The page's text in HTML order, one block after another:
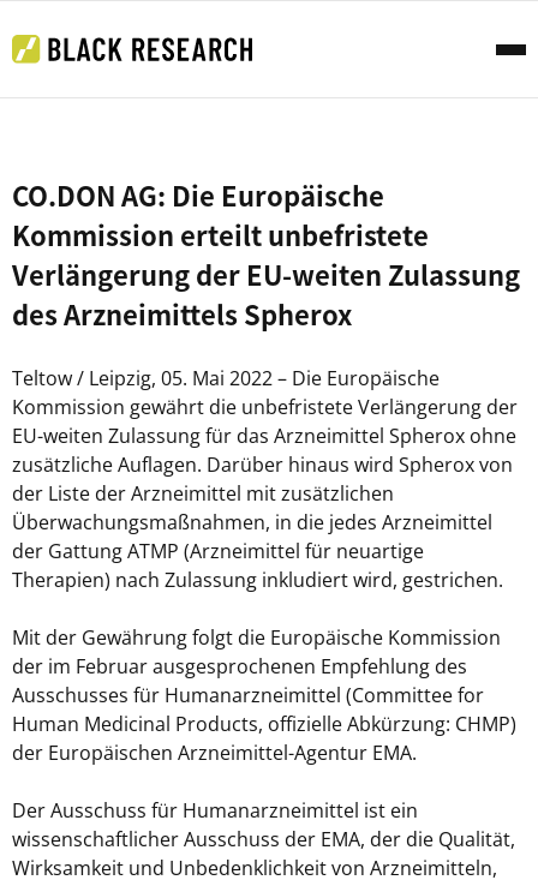
CO.DON AG: Die Europäische
Kommission erteilt unbefristete
Verlängerung der EU-weiten Zulassung
des Arzneimittels Spherox
Teltow / Leipzig, 05. Mai 2022 – Die Europäische
Kommission gewährt die unbefristete Verlängerung der
EU-weiten Zulassung für das Arzneimittel Spherox ohne
zusätzliche Auflagen. Darüber hinaus wird Spherox von
der Liste der Arzneimittel mit zusätzlichen
Überwachungsmaßnahmen, in die jedes Arzneimittel
der Gattung ATMP (Arzneimittel für neuartige
Therapien) nach Zulassung inkludiert wird, gestrichen.
Mit der Gewährung folgt die Europäische Kommission
der im Februar ausgesprochenen Empfehlung des
Ausschusses für Humanarzneimittel (Committee for
Human Medicinal Products, offizielle Abkürzung: CHMP)
der Europäischen Arzneimittel-Agentur EMA.
Der Ausschuss für Humanarzneimittel ist ein
wissenschaftlicher Ausschuss der EMA, der die Qualität,
Wirksamkeit und Unbedenklichkeit von Arzneimitteln,